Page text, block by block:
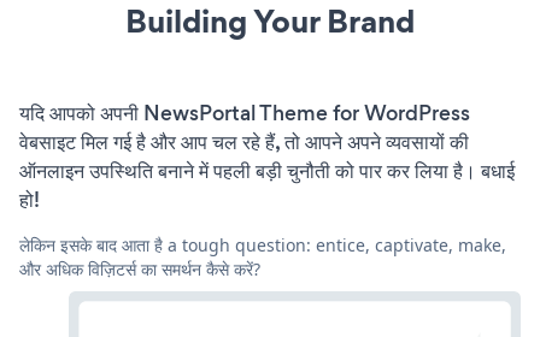
Building Your Brand
यदि आपको अपनी NewsPortal Theme for WordPress
वेबसाइट मिल गई है और आप चल रहे हैं, तो आपने अपने व्यवसायों की
ऑनलाइन उपस्थिति बनाने में पहली बड़ी चुनौती को पार कर लिया है। बधाई
हो!
लेकिन इसके बाद आता है a tough question: entice, captivate, make,
और अधिक विज़िटर्स का समर्थन कैसे करें?